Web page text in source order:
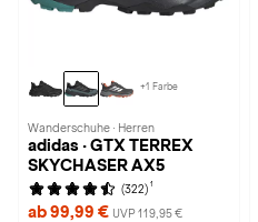
+1 Farbe
Wanderschuhe · Herren
adidas · GTX TERREX
SKYCHASER AX5
(322) 1
ab 99,99 € UVP 119,95 €